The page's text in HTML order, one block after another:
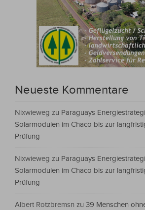
Neueste Kommentare
Nixwieweg zu Paraguays
Solarmodulen im Chaco bis zur
Prüfung
Nixwieweg zu Paraguays
Solarmodulen im Chaco bis zur
Prüfung
Albert Rotzbremsn zu 39 Menschen